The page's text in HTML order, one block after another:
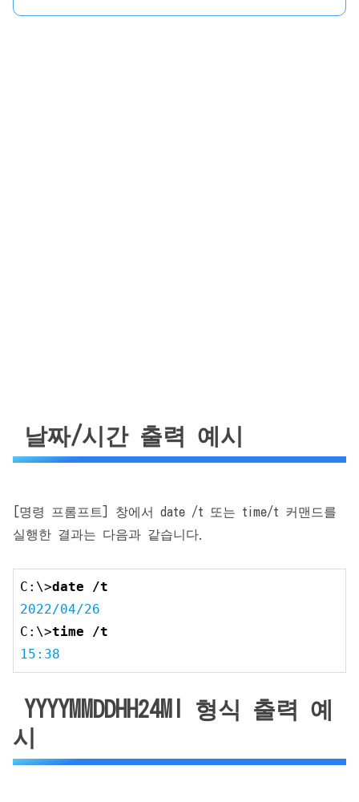
날짜/시간 출력 예시
[명령 프롬프트] 창에서 date /t 또는 time/t 커맨드를
실행한 결과는 다음과 같습니다.
C:\>date /t
2022/04/26
C:\>time /t
15 : 38
YYYYMMDDHH24MI 형식 출력 예
시